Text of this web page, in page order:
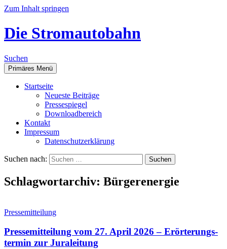
Zum Inhalt springen
Die Stromautobahn
Suchen
Primäres Menü
Start­sei­te
Neu­es­te Beiträge
Pres­se­spie­gel
Down­load­be­reich
Kon­takt
Impres­sum
Daten­schutz­er­klä­rung
Suchen nach:
Schlagwortarchiv: Bürgerenergie
Pressemitteilung
Pres­se­mit­tei­lung vom 27. April 2026 – Erör­te­rungs­
ter­min zur Juraleitung